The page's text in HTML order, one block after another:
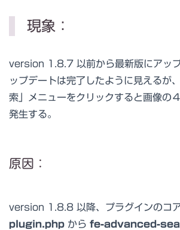
現象：
version 1.8.7 以前から最新版にアッ
ップデートは完了したように見えるが
索」メニューをクリックすると画像の
発生する。
原因：
version 1.8.8 以降、プラグインのコ
plugin.php から fe-advanced-